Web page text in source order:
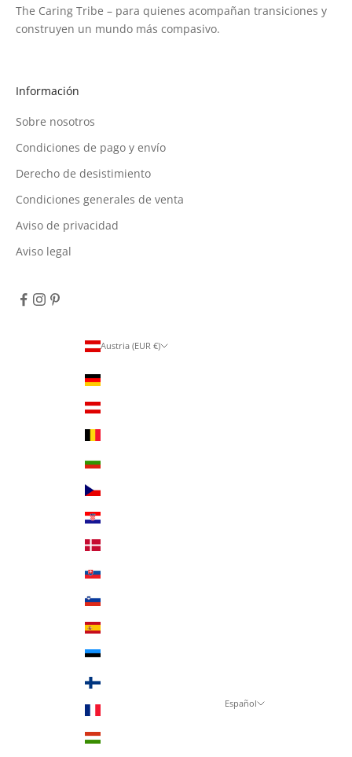
The Caring Tribe – para quienes acompañan transiciones y
construyen un mundo más compasivo.
Información
Sobre nosotros
Condiciones de pago y envío
Derecho de desistimiento
Condiciones generales de venta
Aviso de privacidad
Aviso legal
Austria (EUR €)
Alemania (EUR €)
Austria (EUR €)
Bulgaria (EUR €)
Chequia (CZK Kč)
Croacia (EUR €)
Dinamarca (DKK kr.)
Eslovaquia (EUR €)
Eslovenia (EUR €)
España (EUR €)
Estonia (EUR €)
Finlandia (EUR €)
Hungría (HUF Ft)
Español